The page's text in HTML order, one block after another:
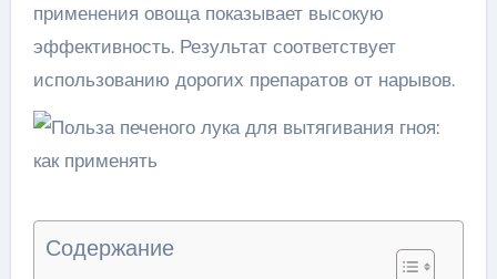
применения овоща показывает высокую
эффективность. Результат соответствует
использованию дорогих препаратов от нарывов.
Содержание